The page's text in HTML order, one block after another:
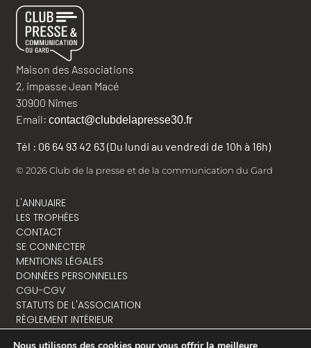
Maison des Associations
2, impasse Jean Macé
30900 Nîmes
Email: contact@clubdelapresse30.fr
Tél : 06 64 93 42 63 (Du lundi au vendredi de 10h à 16h)
© 2026 Club de la presse et de la communication du Gard
L'ANNUAIRE
LES TROPHÉES
CONTACT
SE CONNECTER
MENTIONS LÉGALES
DONNÉES PERSONNELLES
CGU-CGV
STATUTS DE L'ASSOCIATION
RÈGLEMENT INTÉRIEUR